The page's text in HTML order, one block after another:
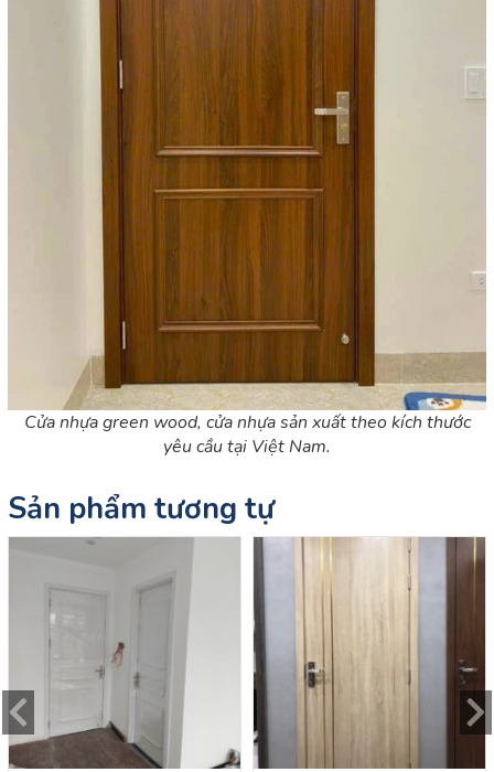
Cửa nhựa green wood, cửa nhựa sản xuất theo kích thước
yêu cầu tại Việt Nam.
Sản phẩm tương tự